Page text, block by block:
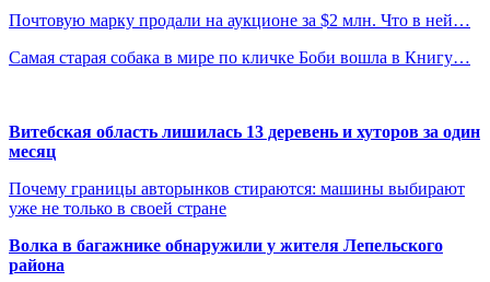
Почтовую марку продали на аукционе за $2 млн. Что в ней…
Самая старая собака в мире по кличке Боби вошла в Книгу…
Витебская область лишилась 13 деревень и хуторов за один
месяц
Почему границы авторынков стираются: машины выбирают
уже не только в своей стране
Волка в багажнике обнаружили у жителя Лепельского
района